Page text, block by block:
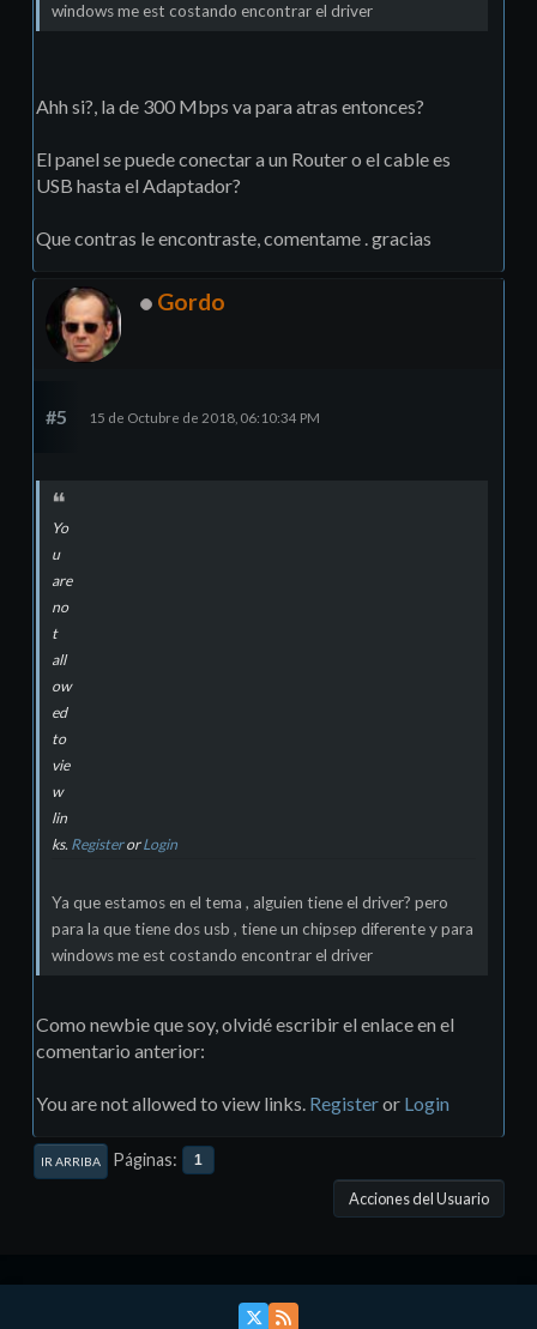
windows me est costando encontrar el driver
Ahh si?, la de 300 Mbps va para atras entonces?
El panel se puede conectar a un Router o el cable es
USB hasta el Adaptador?
Que contras le encontraste, comentame . gracias
Gordo
#5 15 de Octubre de 2018, 06:10:34 PM
Yo
u
are
no
t
all
ow
ed
to
vie
w
lin
ks. RegisterorLogin
Ya que estamos en el tema , alguien tiene el driver? pero
para la que tiene dos usb , tiene un chipsep diferente y para
windows me est costando encontrar el driver
Como newbie que soy, olvidé escribir el enlace en el
comentario anterior:
You are not allowed to view links. Registeror Login
IR ARRIBA Páginas 1
Acciones del Usuario